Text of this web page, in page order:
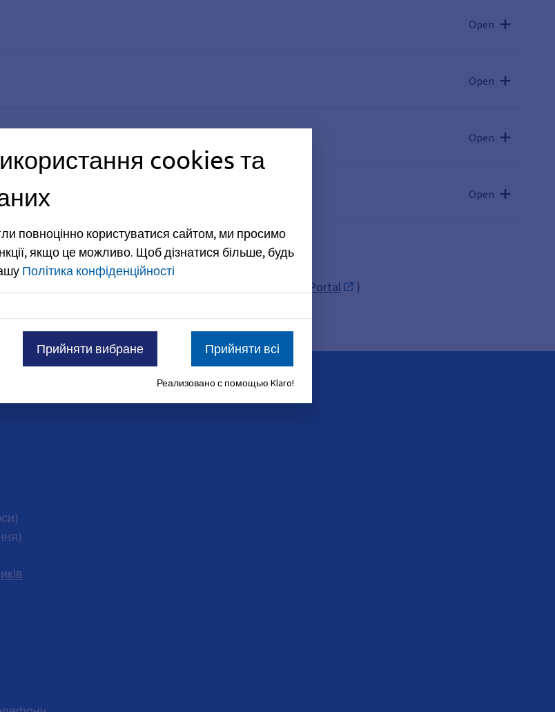
Open
Open
Open
Open
внутрішніх справ, спорту та інтеграції (див. BayernPortal )
cookies та
повноцінно користуватися сайтом, ми просимо
якщо це можливо. Щоб дізнатися більше, будь
Політика конфіденційності
Прийняти вибране Прийняти всі
Реализовано с помощью Klaro!